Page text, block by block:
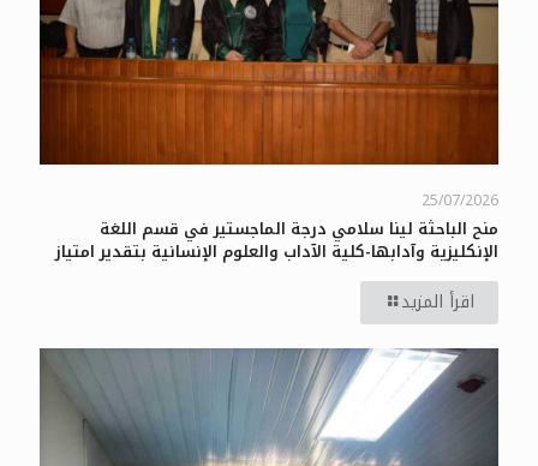
25/07/2026
منح الباحثة لينا سلامي درجة الماجستير في قسم اللغة
الإنكليزية وآدابها-كلية الآداب والعلوم الإنسانية بتقدير امتياز
اقرأ المزيد